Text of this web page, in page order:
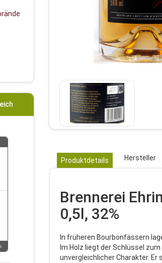
Produktdetails Hersteller
Brennerei
0,5l, 32%
In früheren Bourbonfässern
Im Holz liegt der Schlüssel
unvergleichlicher Charakter. Er